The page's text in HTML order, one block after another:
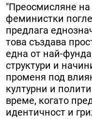
"Преосмисляне на
феминистки
предлага
това създава
една от най-
структури и
променя под
културни и
време, когато
идентичност и